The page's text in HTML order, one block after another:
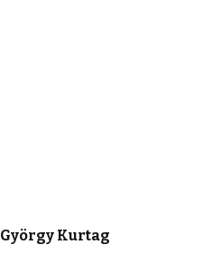
György Kurtag